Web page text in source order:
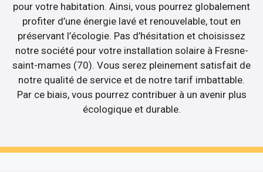
pour votre habitation. Ainsi, vous pourrez globalement
profiter d’une énergie lavé et renouvelable, tout en
préservant l’écologie. Pas d’hésitation et choisissez
notre société pour votre installation solaire à Fresne-
saint-mames (70). Vous serez pleinement satisfait de
notre qualité de service et de notre tarif imbattable.
Par ce biais, vous pourrez contribuer à un avenir plus
écologique et durable.